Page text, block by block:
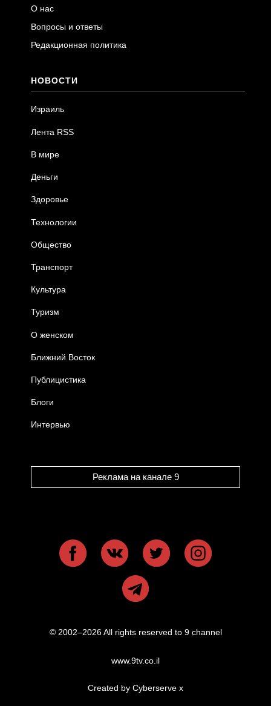
О нас
Вопросы и ответы
Редакционная политика
НОВОСТИ
Израиль
Лента RSS
В мире
Деньги
Здоровье
Технологии
Общество
Транспорт
Культура
Туризм
О женском
Ближний Восток
Публицистика
Блоги
Интервью
Реклама на канале 9
© 2002–2026 All rights reserved to 9 channel
www.9tv.co.il
Created by Cyberserve x